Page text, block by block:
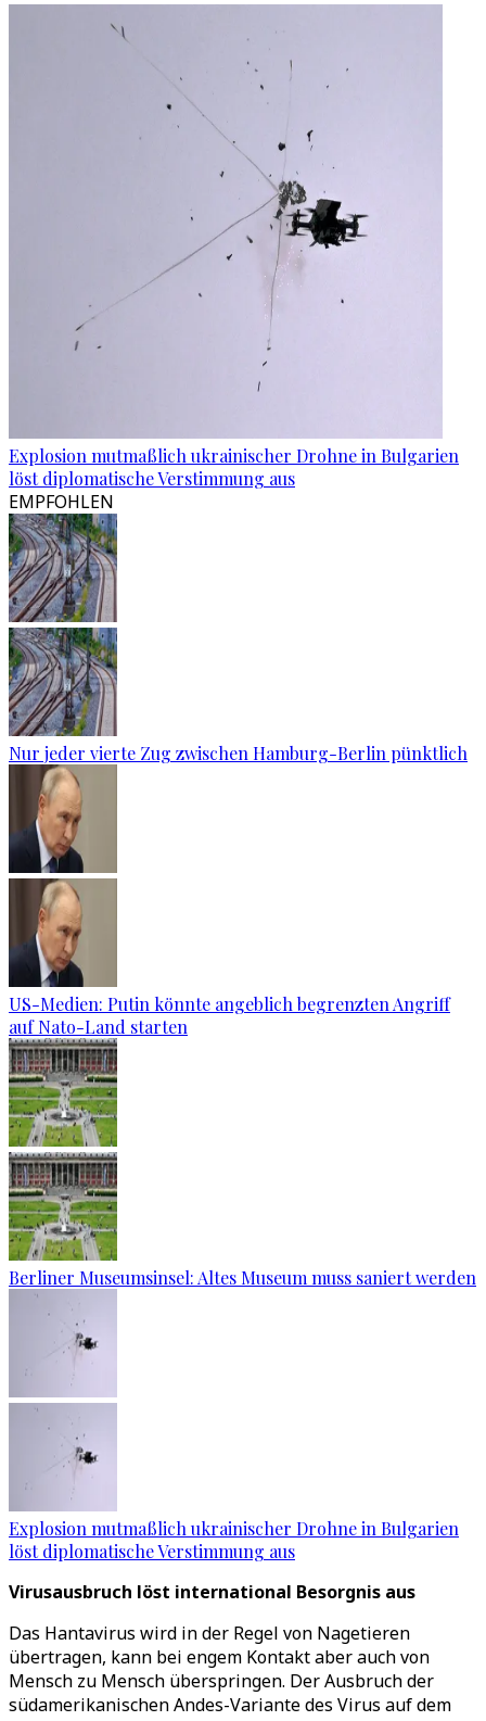
Explosion mutmaßlich ukrainischer Drohne in Bulgarien
löst diplomatische Verstimmung aus
EMPFOHLEN
Nur jeder vierte Zug zwischen Hamburg-Berlin pünktlich
US-Medien: Putin könnte angeblich begrenzten Angriff
auf Nato-Land starten
Berliner Museumsinsel: Altes Museum muss saniert werden
Explosion mutmaßlich ukrainischer Drohne in Bulgarien
löst diplomatische Verstimmung aus
Virusausbruch löst international Besorgnis aus
Das Hantavirus wird in der Regel von Nagetieren
übertragen, kann bei engem Kontakt aber auch von
Mensch zu Mensch überspringen. Der Ausbruch der
südamerikanischen Andes-Variante des Virus auf dem